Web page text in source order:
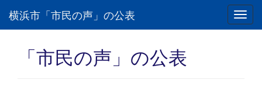
横浜市「市民の声」の公表
「市民の声」の公表